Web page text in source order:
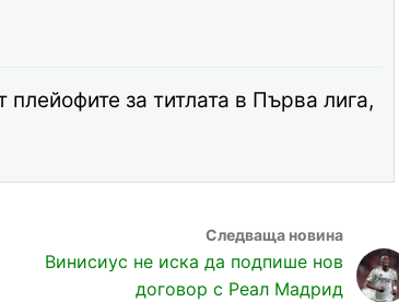
за титлата в Първа лига,
Винисиус не иска да подпише нов
договор с Реал Мадрид